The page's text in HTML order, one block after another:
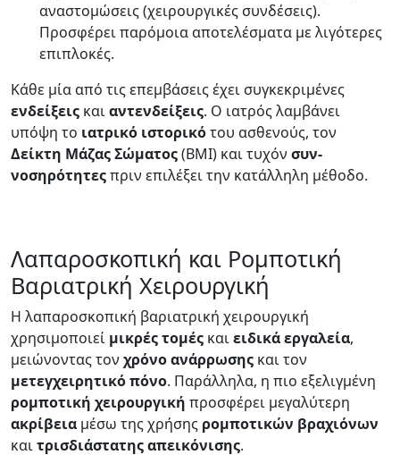
αναστομώσεις (χειρουργικές συνδέσεις).
Προσφέρει παρόμοια αποτελέσματα με λιγότερες
επιπλοκές.
Κάθε μία από τις επεμβάσεις έχει συγκεκριμένες
ενδείξεις καιαντενδείξεις. Ο ιατρός λαμβάνει
υπόψη το ιατρικό ιστορικότου ασθενούς, τον
Δείκτη Μάζας Σώματος(BMI) και τυχόν συν-
νοσηρότητεςπριν επιλέξει την κατάλληλη μέθοδο.
Λαπαροσκοπική και Ρομποτική
Βαριατρική Χειρουργική
Η λαπαροσκοπική βαριατρική χειρουργική
χρησιμοποιεί μικρέςτομές καιειδικάεργαλεία,
μειώνοντας τον χρόνοανάρρωσης και τον
μετεγχειρητικόπόνο. Παράλληλα, η πιο εξελιγμένη
ρομποτική χειρουργική προσφέρει μεγαλύτερη
ακρίβεια μέσω της χρήσης ρομποτικών βραχιόνων
καιτρισδιάστατηςαπεικόνισης.